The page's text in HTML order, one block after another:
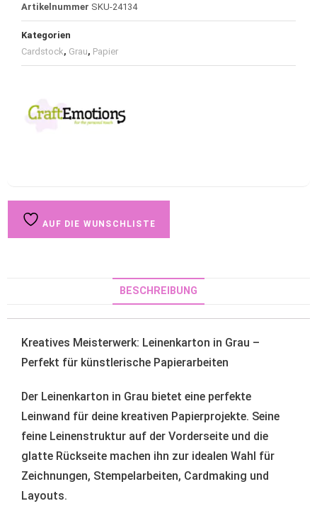
Artikelnummer SKU-24134
Kategorien
Cardstock, Grau, Papier
AUF DIE WUNSCHLISTE
BESCHREIBUNG
Kreatives Meisterwerk: Leinenkarton in Grau –
Perfekt für künstlerische Papierarbeiten
Der Leinenkarton in Grau bietet eine perfekte
Leinwand für deine kreativen Papierprojekte. Seine
feine Leinenstruktur auf der Vorderseite und die
glatte Rückseite machen ihn zur idealen Wahl für
Zeichnungen, Stempelarbeiten, Cardmaking und
Layouts.